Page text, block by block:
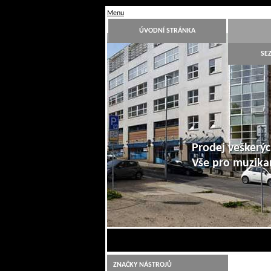
Menu
ÚVODNÍ STRÁNKA
Prodej
Vše pro
ZNAČKY NÁSTROJŮ